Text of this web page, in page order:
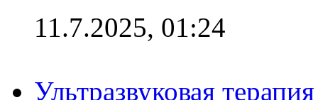
11.7.2025, 01:24
Ультразвуковая